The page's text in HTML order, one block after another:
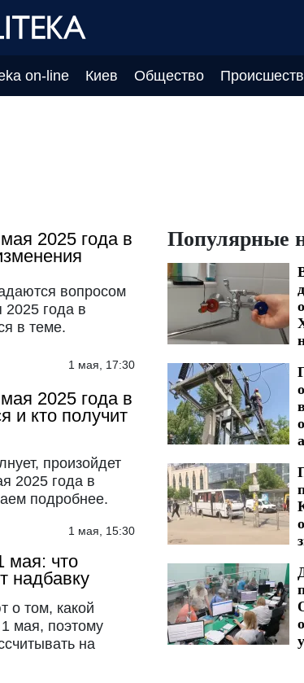
on-line Киев Общество
2025 года в
вопросом
года в
в теме.
1 мая, 17:30
2025 года в
и кто получит
произойдет
2025 года в
подробнее.
1 мая, 15:30
мая: что
надбавку
о том, какой
мая, поэтому
на
Популярные